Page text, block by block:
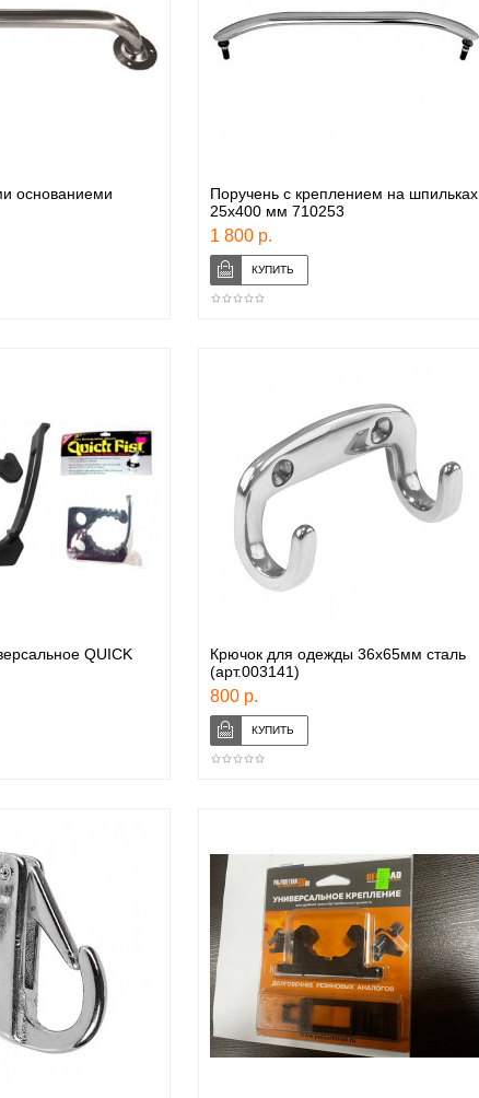
основаниеми
Поручень с креплением на шпильках
25х400 мм 710253
1 800 р.
QUICK
Крючок для одежды 36х65мм сталь
(арт.003141)
800 р.